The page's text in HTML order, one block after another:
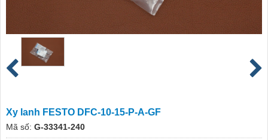
Xy lanh FESTO DFC-10-15-P-A-GF
Mã số: G-33341-240